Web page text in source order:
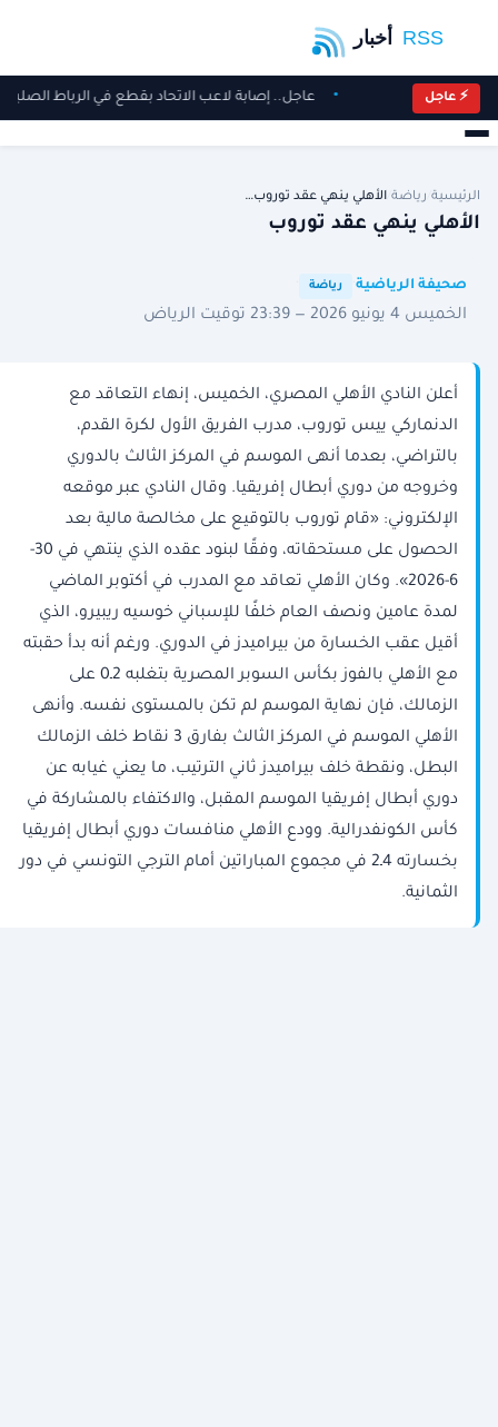
⚡ عاجل عاجل.. إصابة لاعب الاتحاد بقطع في الرباط
الرئيسية رياضة الأهلي ينهي عقد توروب…
الأهلي ينهي عقد توروب
صحيفة الرياضية رياضة
الخميس 4 يونيو 2026 — 23:39 توقيت الرياض
أعلن النادي الأهلي المصري، الخميس، إنهاء التعاقد مع
الدنماركي ييس توروب، مدرب الفريق الأول لكرة القدم،
بالتراضي، بعدما أنهى الموسم في المركز الثالث بالدوري
وخروجه من دوري أبطال إفريقيا. وقال النادي عبر موقعه
الإلكتروني: «قام توروب بالتوقيع على مخالصة مالية بعد
الحصول على مستحقاته، وفقًا لبنود عقده الذي ينتهي في 30-
6-2026». وكان الأهلي تعاقد مع المدرب في أكتوبر الماضي
لمدة عامين ونصف العام خلفًا للإسباني خوسيه ريبيرو، الذي
أقيل عقب الخسارة من بيراميدز في الدوري. ورغم أنه بدأ حقبته
مع الأهلي بالفوز بكأس السوبر المصرية بتغلبه 2ـ0 على
الزمالك، فإن نهاية الموسم لم تكن بالمستوى نفسه. وأنهى
الأهلي الموسم في المركز الثالث بفارق 3 نقاط خلف الزمالك
البطل، ونقطة خلف بيراميدز ثاني الترتيب، ما يعني غيابه عن
دوري أبطال إفريقيا الموسم المقبل، والاكتفاء بالمشاركة في
كأس الكونفدرالية. وودع الأهلي منافسات دوري أبطال إفريقيا
بخسارته 4ـ2 في مجموع المباراتين أمام الترجي التونسي في دور
الثمانية.